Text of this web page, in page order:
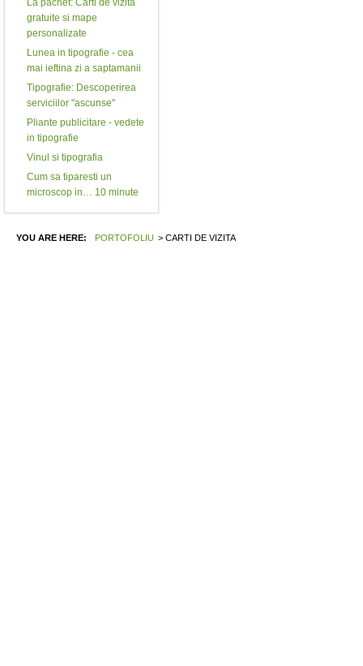
La pachet: Carti de vizita
gratuite si mape
personalizate
Lunea in tipografie - cea
mai ieftina zi a saptamanii
Tipografie: Descoperirea
serviciilor "ascunse"
Pliante publicitare - vedete
in tipografie
Vinul si tipografia
Cum sa tiparesti un
microscop in… 10 minute
YOU ARE HERE: PORTOFOLIU > CARTI DE VIZITA